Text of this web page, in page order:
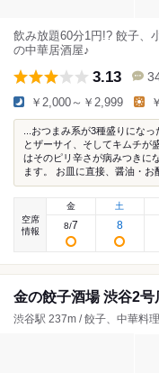
飲み放題60分1円!? 餃子、
の中華居酒屋♪
3.13
￥2,000～￥2,999
...おつまみ系が3種盛りにな
とザーサイ、そしてキムチが
はそのピリ辛さが病みつきに
ます。 お皿に直接、醤油・お
空席
情報
金
8/7
土
8
金の餃子酒場 渋谷2号
渋谷駅 237m / 餃子、中華料